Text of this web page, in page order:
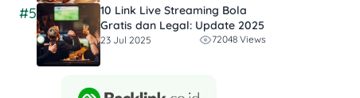
#5
10 Link Live Streaming Bola
Gratis dan Legal: Update 2025
23 Jul 2025 72048 Views